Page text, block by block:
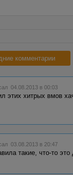
комментарии
04.08.2013 в 00:03
этих хитрых вмов
03.08.2013 в 20:47
такие, что-то это